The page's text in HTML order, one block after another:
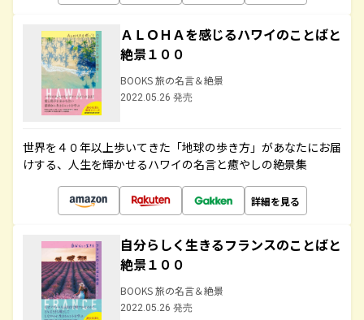
ＡＬＯＨＡを感じるハワイのことばと
絶景１００
BOOKS 旅の名言＆絶景
2022.05.26 発売
世界を４０年以上歩いてきた「地球の歩き方」があなたにお届
けする、人生を輝かせるハワイの名言と癒やしの絶景集
詳細を見る
自分らしく生きるフランスのことばと
絶景１００
BOOKS 旅の名言＆絶景
2022.05.26 発売